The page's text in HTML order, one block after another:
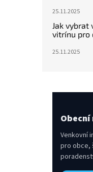
25.11.2025
Jak vybrat
vitrínu pro
25.11.2025
Venkovní
pro obce,